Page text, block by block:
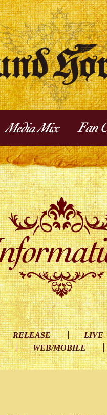
RELEASE LIVE
WEB/MOBILE